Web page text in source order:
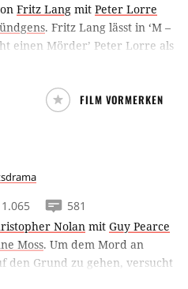
Fritz Lang mit Peter Lorre
. Fritz Lang lässt in ‘M –
einen Mörder’ Peter Lorre als
los.
FILM VORMERKEN
1.065
581
Nolan mit Guy Pearce
Moss. Um dem Mord an
den Grund zu gehen, versucht